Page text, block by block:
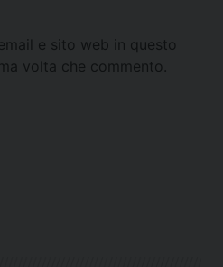
e sito web in questo
volta che commento.